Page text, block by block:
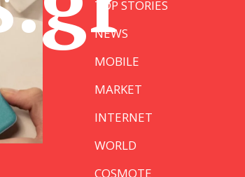
TOP STORIES
NEWS
MOBILE
MARKET
INTERNET
WORLD
COSMOTE